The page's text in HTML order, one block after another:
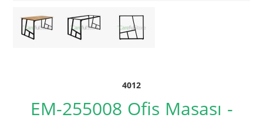
4012
EM-255008 Ofis Masası -